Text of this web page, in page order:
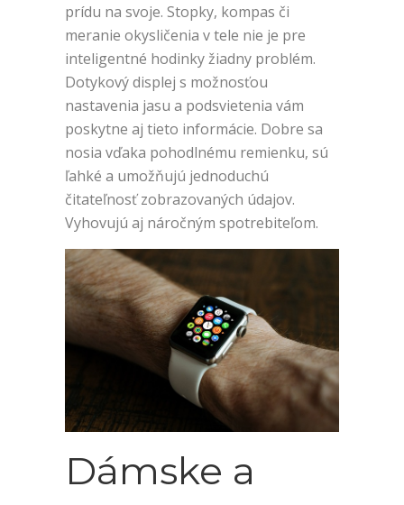
prídu na svoje. Stopky, kompas či
meranie okysličenia v tele nie je pre
inteligentné hodinky žiadny problém.
Dotykový displej s možnosťou
nastavenia jasu a podsvietenia vám
poskytne aj tieto informácie. Dobre sa
nosia vďaka pohodlnému remienku, sú
ľahké a umožňujú jednoduchú
čitateľnosť zobrazovaných údajov.
Vyhovujú aj náročným spotrebiteľom.
Dámske a